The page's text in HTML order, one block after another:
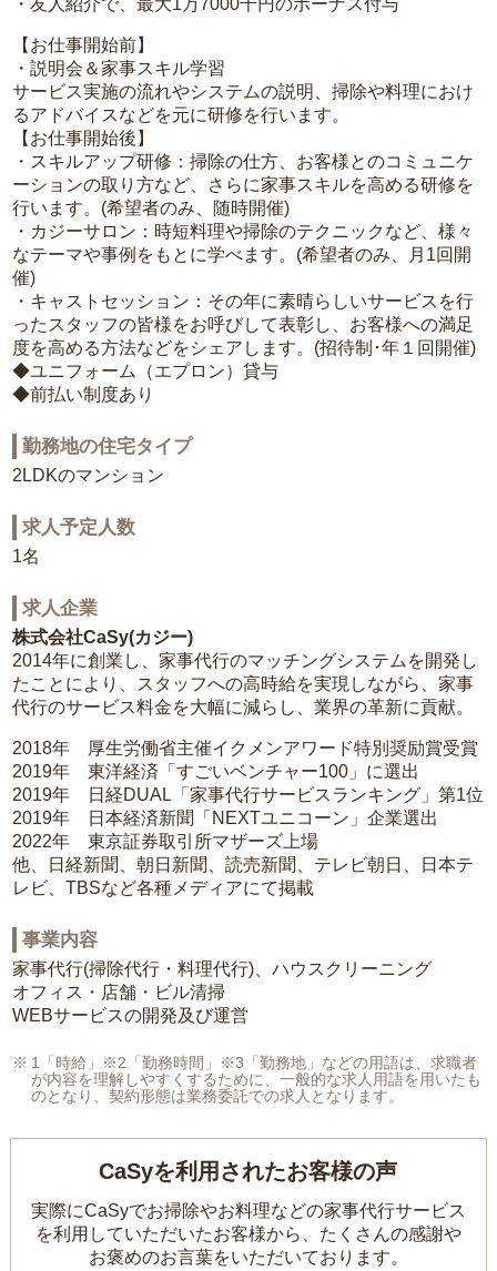
・友人紹介で、最大1万7000千円のボーナス付与
【お仕事開始前】
・説明会＆家事スキル学習
サービス実施の流れやシステムの説明、掃除や料理におけ
るアドバイスなどを元に研修を行います。
【お仕事開始後】
・スキルアップ研修：掃除の仕方、お客様とのコミュニケ
ーションの取り方など、さらに家事スキルを高める研修を
行います。(希望者のみ、随時開催)
・カジーサロン：時短料理や掃除のテクニックなど、様々
なテーマや事例をもとに学べます。(希望者のみ、月1回開
催)
・キャストセッション：その年に素晴らしいサービスを行
ったスタッフの皆様をお呼びして表彰し、お客様への満足
度を高める方法などをシェアします。(招待制･年１回開催)
◆ユニフォーム（エプロン）貸与
◆前払い制度あり
勤務地の住宅タイプ
2LDKのマンション
求人予定人数
1名
求人企業
株式会社CaSy(カジー)
2014年に創業し、家事代行のマッチングシステムを開発し
たことにより、スタッフへの高時給を実現しながら、家事
代行のサービス料金を大幅に減らし、業界の革新に貢献。
2018年 厚生労働省主催イクメンアワード特別奨励賞受賞
2019年 東洋経済「すごいベンチャー100」に選出
2019年 日経DUAL「家事代行サービスランキング」第1位
2019年 日本経済新聞「NEXTユニコーン」企業選出
2022年 東京証券取引所マザーズ上場
他、日経新聞、朝日新聞、読売新聞、テレビ朝日、日本テ
レビ、TBSなど各種メディアにて掲載
事業内容
家事代行(掃除代行・料理代行)、ハウスクリーニング
オフィス・店舗・ビル清掃
WEBサービスの開発及び運営
1「時給」※2「勤務時間」※3「勤務地」などの用語は、求職者
が内容を理解しやすくするために、一般的な求人用語を用いたも
のとなり、契約形態は業務委託での求人となります。
CaSyを利用されたお客様の声
実際にCaSyでお掃除やお料理などの家事代行サービス
を利用していただいたお客様から、 たくさんの感謝や
お褒めのお言葉をいただいております。